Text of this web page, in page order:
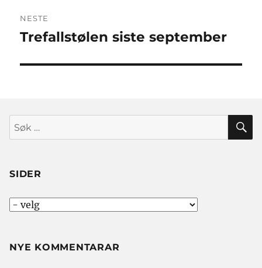
NESTE
Neste
Trefallstølen siste september
Søk
etter:
SIDER
NYE KOMMENTARAR